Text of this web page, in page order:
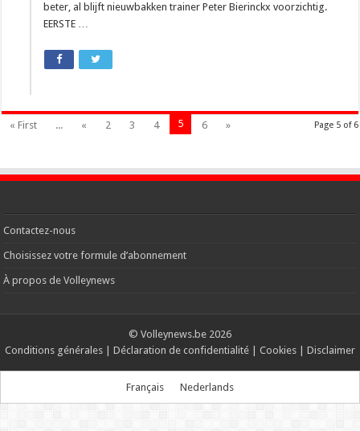
beter, al blijft nieuwbakken trainer Peter Bierinckx voorzichtig.
EERSTE …
Page 5 of 6
« First ... « 2 3 4 5 6 »
Contactez-nous
Choisissez votre formule d’abonnement
À propos de Volleynews
© Volleynews.be 2026
Conditions générales
Déclaration de confidentialité Cookies Disclaimer
Français Nederlands